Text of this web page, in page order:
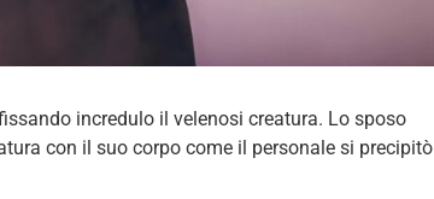
incredulo il velenosi creatura. Lo sposo
con il suo corpo come il personale si precipitò